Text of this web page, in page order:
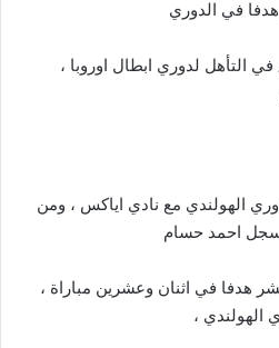
في الدوري
التأهل لدوري ابطال اوروبا ،
الى الدوري الهولندي مع نادي اياكس ، ومن
سجل احمد حسام
هدفا في اثنان وعشرين مباراة ،
الهولندي ،